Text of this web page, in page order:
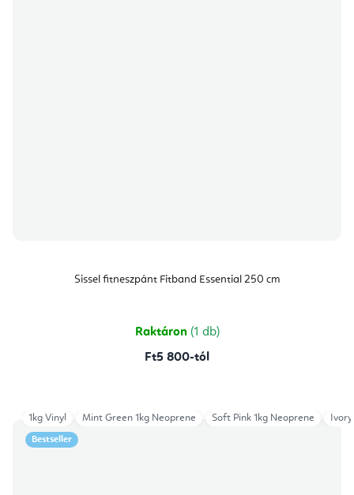
Sissel fitneszpánt Fitband Essential 250 cm
Raktáron (1 db)
Ft5 800-tól
Bestseller
1kg Vinyl Mint Green 1kg Neoprene Soft Pink 1kg Neoprene